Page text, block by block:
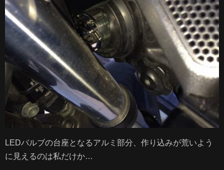
LEDバルブの台座となるアルミ部分、作り込みが荒いよう
に見えるのは私だけか…